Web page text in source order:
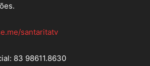
santaritatv
83 98611.8630